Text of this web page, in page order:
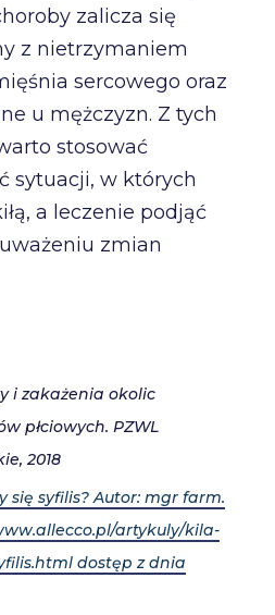
zalicza się
z nietrzymaniem
sercowego oraz
u mężczyzn. Z tych
stosować
sytuacji, w których
a leczenie podjąć
zmian
i zakażenia okolic
płciowych. PZWL
2018
się syfilis? Autor: mgr farm.
artykuly/kila-
dostęp z dnia